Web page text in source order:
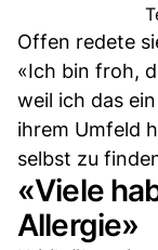
Offen redete
«Ich bin froh,
weil ich das
ihrem Umfeld
selbst zu
«Viele
Allergie»